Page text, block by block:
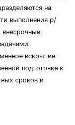
на
выполнения р/
вскрытие
подготовке к
сроков и